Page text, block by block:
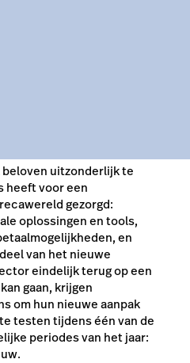
beloven uitzonderlijk te
heeft voor een
gezorgd:
oplossingen en tools,
en
van het nieuwe
eindelijk terug op een
gaan, krijgen
om hun nieuwe aanpak
testen tijdens één van de
periodes van het jaar: